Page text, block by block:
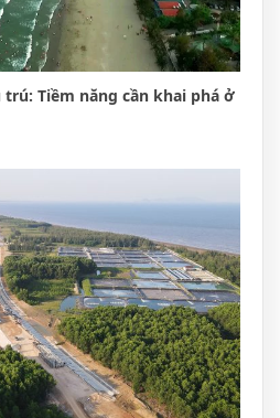
trú: Tiềm năng cần khai phá ở